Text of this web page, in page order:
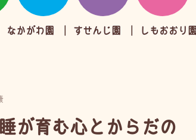
なかがわ園 すせんじ園 しもおおり園
が育む心とからだの